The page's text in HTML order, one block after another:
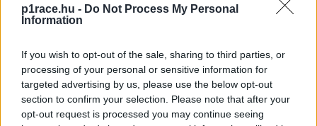
p1race.hu - Do Not Process My Personal
Information
If you wish to opt-out of the sale, sharing to third parties, or
processing of your personal or sensitive information for
targeted advertising by us, please use the below opt-out
section to confirm your selection. Please note that after your
opt-out request is processed you may continue seeing
csatából. Az utolsó körben viszont heten egymás mellett
próbáltak befordulni a célegyenes végén, így lehetetlen
esett el az első kanyarban.
- Advertisement -